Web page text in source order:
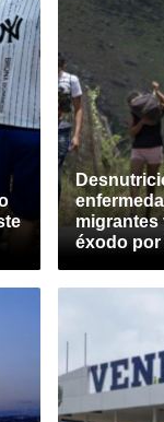
migrantes
éxodo por